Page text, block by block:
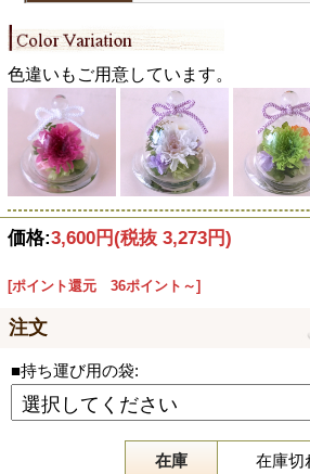
色違いもご用意しています。
価格:3,600円(税抜 3,273円)
[ポイント還元 36ポイント～]
注文
■持ち運び用の袋:
在庫 在庫切